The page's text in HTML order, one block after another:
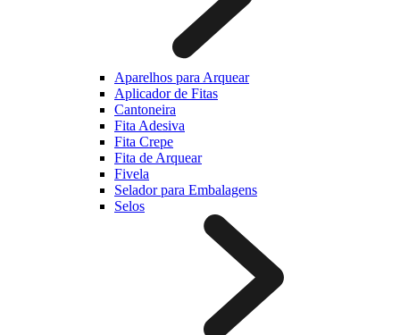
Aparelhos para Arquear
Aplicador de Fitas
Cantoneira
Fita Adesiva
Fita Crepe
Fita de Arquear
Fivela
Selador para Embalagens
Selos